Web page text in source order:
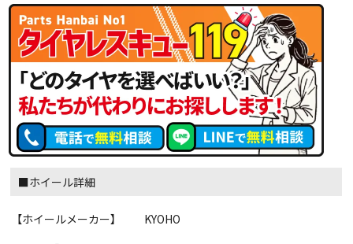
■ホイール詳細
【ホイールメーカー】
KYOHO